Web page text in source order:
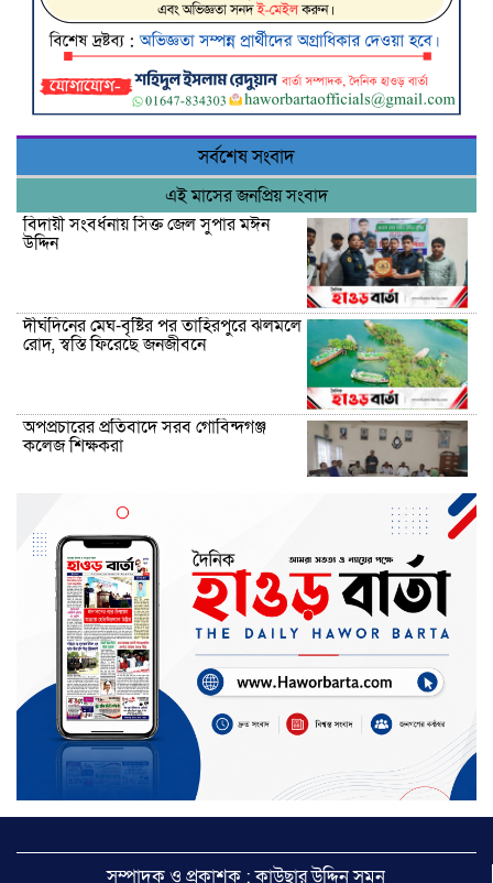
সর্বশেষ সংবাদ
এই মাসের জনপ্রিয় সংবাদ
বিদায়ী সংবর্ধনায় সিক্ত জেল সুপার মঈন
উদ্দিন
দীর্ঘদিনের মেঘ-বৃষ্টির পর তাহিরপুরে ঝলমলে
রোদ, স্বস্তি ফিরেছে জনজীবনে
অপপ্রচারের প্রতিবাদে সরব গোবিন্দগঞ্জ
কলেজ শিক্ষকরা
তাহিরপুরে জুলাই-আগস্ট স্মরণে ১১ দলের
শোভাযাত্রা
তারেক রহমানকে নিয়ে কটুক্তির প্রতিবাদে
বিক্ষোভ
ছাতক-দোয়ারাবাজারে নৌ পুলিশের অভিযানে
২১ ড্রেজার জব্দ, আটক ৯
কোল্ড স্টোরেজ
সম্পাদক ও প্রকাশক : কাউছার উদ্দিন সুমন